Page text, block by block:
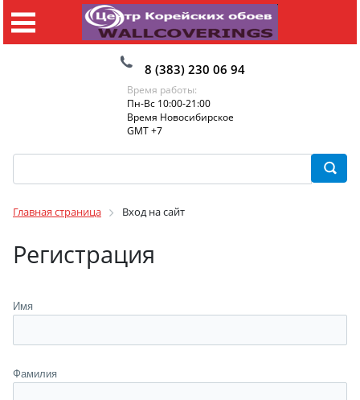
8 (383) 230 06 94
Время работы:
Пн-Вс 10:00-21:00
Время Новосибирское
GMT +7
Главная страница Вход на сайт
Регистрация
Имя
Фамилия